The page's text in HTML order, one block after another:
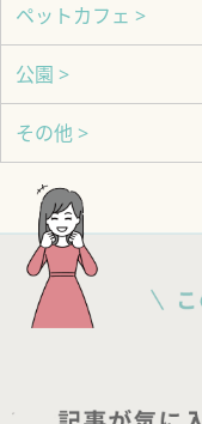
ペットカフェ >
公園 >
その他 >